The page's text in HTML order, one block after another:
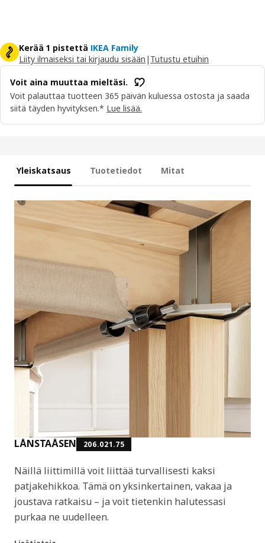
Kerää 1 pistettä IKEA Family
Liity ilmaiseksi tai kirjaudu sisään | Tutustu etuihin
Voit aina muuttaa mieltäsi.
Voit palauttaa tuotteen 365 päivän kuluessa ostosta ja saada
siitä täyden hyvityksen.* Lue lisää.
Yleiskatsaus Tuotetiedot Mitat
LÅNSTAÅSEN 206.021.75
Näillä liittimillä voit liittää turvallisesti kaksi
patjakehikkoa. Tämä on yksinkertainen, vakaa ja
joustava ratkaisu – ja voit tietenkin halutessasi
purkaa ne uudelleen.